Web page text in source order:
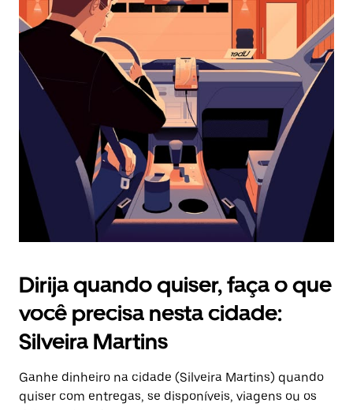
selecionar
uma
data.
Pressione
a
tecla
“ESC”
o
calendário.
Dirija quando quiser, faça o que
você precisa nesta cidade:
Silveira Martins
Ganhe dinheiro na cidade (Silveira Martins) quando
quiser com entregas, se disponíveis, viagens ou os